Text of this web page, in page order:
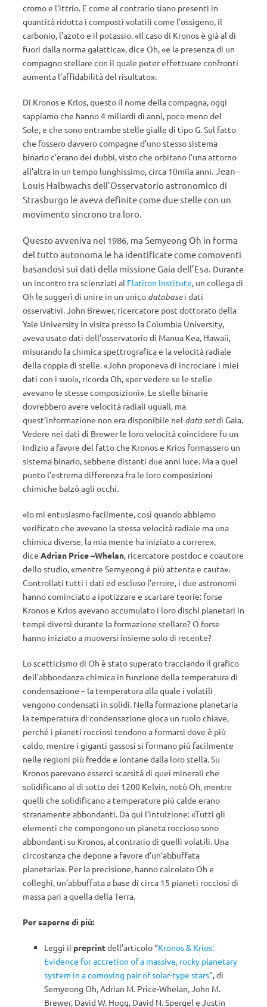
cromo e l’ittrio. E come al contrario siano presenti in
quantità ridotta i composti volatili come l’ossigeno, il
carbonio, l’azoto e il potassio. «Il caso di Kronos è già al di
fuori dalla norma galattica», dice Oh, «e la presenza di un
compagno stellare con il quale poter effettuare confronti
aumenta l’affidabilità del risultato».
Di Kronos e Krios, questo il nome della compagna, oggi
sappiamo che hanno 4 miliardi di anni, poco meno del
Sole, e che sono entrambe stelle gialle di tipo G. Sul fatto
che fossero davvero compagne d’uno stesso sistema
binario c’erano dei dubbi, visto che orbitano l’una attorno
all’altra in un tempo lunghissimo, circa 10mila anni. Jean–
Louis Halbwachs dell’Osservatorio astronomico di
Strasburgo le aveva definite come due stelle con un
movimento sincrono tra loro.
Questo avveniva nel 1986, ma Semyeong Oh in forma
del tutto autonoma le ha identificate come comoventi
basandosi sui dati della missione Gaia dell’Esa. Durante
un incontro tra scienziati al Flatiron Institute, un collega di
Oh le suggerì di unire in un unico databasei dati
osservativi. John Brewer, ricercatore post dottorato della
Yale University in visita presso la Columbia University,
aveva usato dati dell’osservatorio di Manua Kea, Hawaii,
misurando la chimica spettrografica e la velocità radiale
della coppia di stelle. «John proponeva di incrociare i miei
dati con i suoi», ricorda Oh, «per vedere se le stelle
avevano le stesse composizioni». Le stelle binarie
dovrebbero avere velocità radiali uguali, ma
quest’informazione non era disponibile nel data setdi Gaia.
Vedere nei dati di Brewer le loro velocità coincidere fu un
indizio a favore del fatto che Kronos e Krios formassero un
sistema binario, sebbene distanti due anni luce. Ma a quel
punto l’estrema differenza fra le loro composizioni
chimiche balzò agli occhi.
«Io mi entusiasmo facilmente, così quando abbiamo
verificato che avevano la stessa velocità radiale ma una
chimica diverse, la mia mente ha iniziato a correre»,
dice Adrian Price –Whelan, ricercatore postdoc e coautore
dello studio, «mentre Semyeong è più attenta e cauta».
Controllati tutti i dati ed escluso l’errore, i due astronomi
hanno cominciato a ipotizzare e scartare teorie: forse
Kronos e Krios avevano accumulato i loro dischi planetari in
tempi diversi durante la formazione stellare? O forse
hanno iniziato a muoversi insieme solo di recente?
Lo scetticismo di Oh è stato superato tracciando il grafico
dell’abbondanza chimica in funzione della temperatura di
condensazione – la temperatura alla quale i volatili
vengono condensati in solidi. Nella formazione planetaria
la temperatura di condensazione gioca un ruolo chiave,
perché i pianeti rocciosi tendono a formarsi dove è più
caldo, mentre i giganti gassosi si formano più facilmente
nelle regioni più fredde e lontane dalla loro stella. Su
Kronos parevano esserci scarsità di quei minerali che
solidificano al di sotto dei 1200 Kelvin, notò Oh, mentre
quelli che solidificano a temperature più calde erano
stranamente abbondanti. Da qui l’intuizione: «Tutti gli
elementi che compongono un pianeta roccioso sono
abbondanti su Kronos, al contrario di quelli volatili. Una
circostanza che depone a favore d’un’abbuffata
planetaria». Per la precisione, hanno calcolato Oh e
colleghi, un’abbuffata a base di circa 15 pianeti rocciosi di
massa pari a quella della Terra.
Per saperne di più:
Leggi il preprintdell’articolo “Kronos & Krios:
Evidence for accretion of a massive, rocky planetary
system in a comoving pair of solar-type stars“, di
Semyeong Oh, Adrian M. Price-Whelan, John M.
Brewer, David W. Hogg, David N. Spergel e Justin